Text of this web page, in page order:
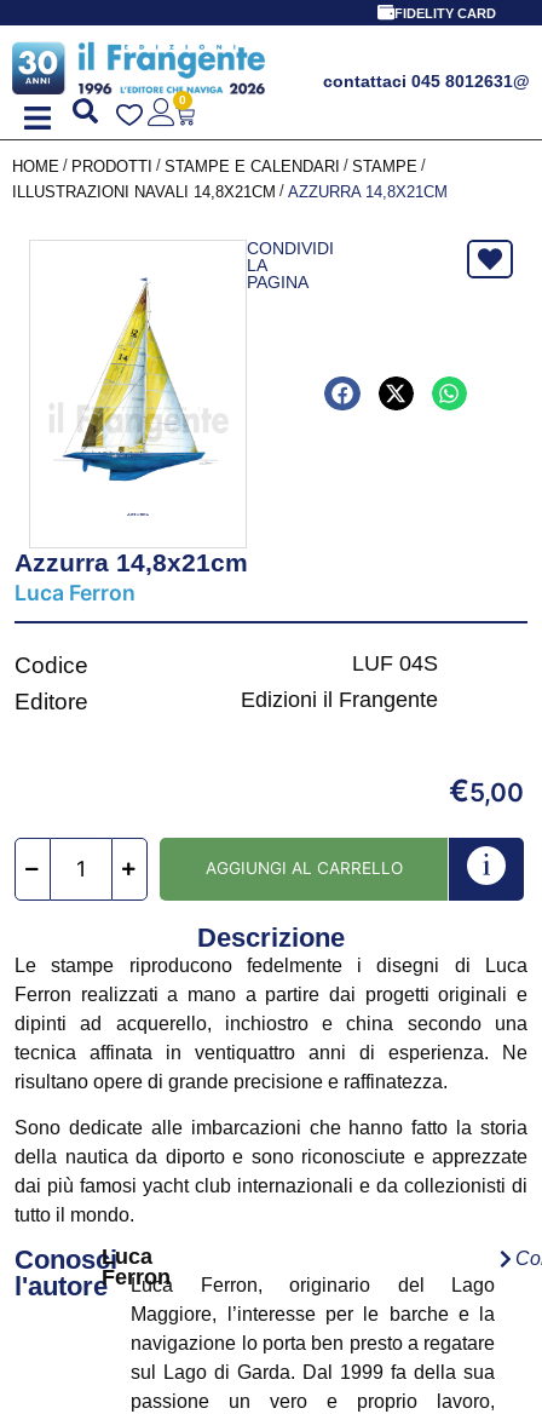
FIDELITY CARD
contattaci 045 8012631@
0
HOME / PRODOTTI / STAMPE E CALENDARI / STAMPE /
ILLUSTRAZIONI NAVALI 14,8X21CM / AZZURRA 14,8X21CM
CONDIVIDI
LA
PAGINA
Azzurra 14,8x21cm
Luca Ferron
Codice LUF 04S
Editore Edizioni il Frangente
€5,00
AGGIUNGI AL CARRELLO
Descrizione
Le stampe riproducono fedelmente i disegni di Luca
Ferron realizzati a mano a partire dai progetti originali e
dipinti ad acquerello, inchiostro e china secondo una
tecnica affinata in ventiquattro anni di esperienza. Ne
risultano opere di grande precisione e raffinatezza.
Sono dedicate alle imbarcazioni che hanno fatto la storia
della nautica da diporto e sono riconosciute e apprezzate
dai più famosi yacht club internazionali e da collezionisti di
tutto il mondo.
Conosci
l'autore
Luca
Ferron
Luca Ferron, originario del Lago
Maggiore, l’interesse per le barche e la
navigazione lo porta ben presto a regatare
sul Lago di Garda. Dal 1999 fa della sua
passione un vero e proprio lavoro,